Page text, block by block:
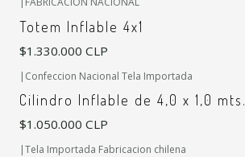
Totem Inflable 4x1
$1.330.000 CLP
| Confeccion Nacional Tela Importada
Cilindro Inflable de 4,0 x 1,0 mts.
$1.050.000 CLP
|Tela Importada Fabricacion chilena